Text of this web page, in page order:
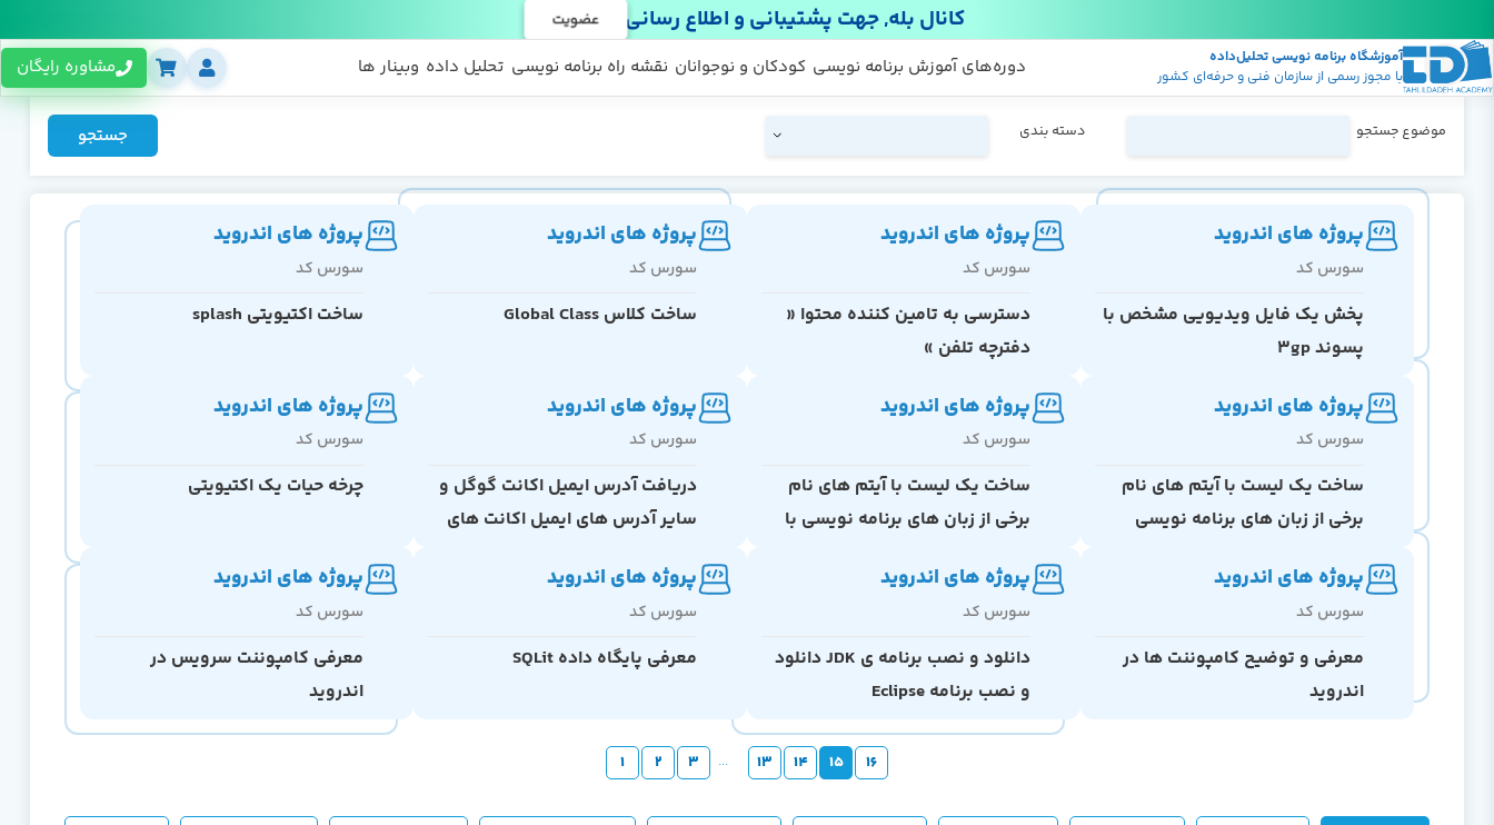
کانال بله, جهت پشتیبانی و اطلاع رسانی عضویت
آموزشگاه برنامه نویسی تحلیل‌داده
با مجوز رسمی از سازمان فنی و حرفه‌ای کشور
دوره‌های آموزش برنامه نویسی
پکیج ها
منابع رایگان کودکان و نوجوانان نقشه راه برنامه نویسی تحلیل داده وبینار ها مشاوره رایگان
موضوع جستجو دسته بندی جستجو
پروژه های اندروید
سورس کد
پخش یک فایل ویدیویی مشخص با
پسوند 3gp
پروژه های اندروید
سورس کد
دسترسی به تامین کننده محتوا «
دفترچه تلفن »
پروژه های اندروید
سورس کد
ساخت کلاس Global Class
پروژه های اندروید
سورس کد
ساخت اکتیویتی splash
پروژه های اندروید
سورس کد
ساخت یک لیست با آیتم های نام
برخی از زبان های برنامه نویسی
پروژه های اندروید
سورس کد
ساخت یک لیست با آیتم های نام
برخی از زبان های برنامه نویسی با
پروژه های اندروید
سورس کد
دریافت آدرس ایمیل اکانت گوگل و
سایر آدرس های ایمیل اکانت های
پروژه های اندروید
سورس کد
چرخه حیات یک اکتیویتی
پروژه های اندروید
سورس کد
معرفی و توضیح کامپوننت ها در
اندروید
پروژه های اندروید
سورس کد
دانلود و نصب برنامه ی JDK دانلود
و نصب برنامه Eclipse
پروژه های اندروید
سورس کد
معرفی پایگاه داده SQLit
پروژه های اندروید
سورس کد
معرفی کامپوننت سرویس در
اندروید
1 2 3 ... 13 14 15 16